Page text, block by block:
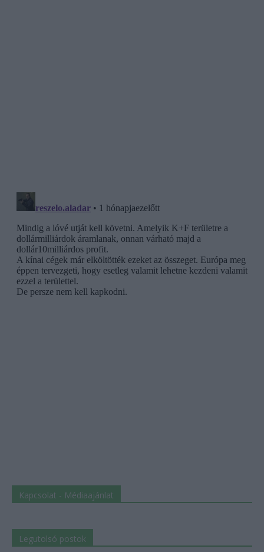
Kapcsolat - Médiaajánlat
Legutolsó postok